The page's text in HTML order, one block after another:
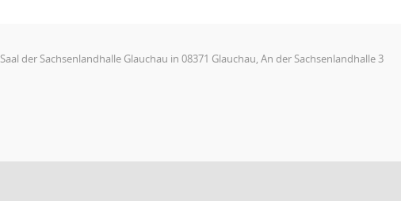
Saal der Sachsenlandhalle Glauchau in 08371 Glauchau, An der Sachsenlandhalle 3